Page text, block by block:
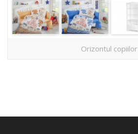
Orizontul copiilor